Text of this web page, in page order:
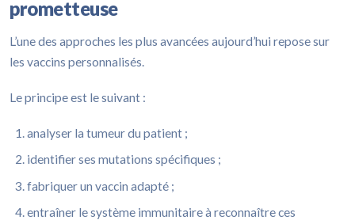
prometteuse
L’une des approches les plus avancées aujourd’hui repose sur
les vaccins personnalisés.
Le principe est le suivant :
analyser la tumeur du patient ;
identifier ses mutations spécifiques ;
fabriquer un vaccin adapté ;
entraîner le système immunitaire à reconnaître ces